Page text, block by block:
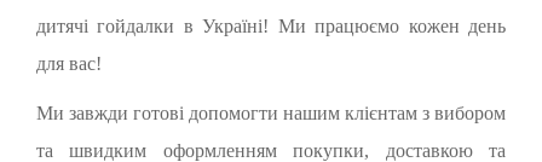
дитячі гойдалки в Україні! Ми працюємо кожен день
для вас!
Ми завжди готові допомогти нашим клієнтам з вибором
та швидким оформленням покупки, доставкою та